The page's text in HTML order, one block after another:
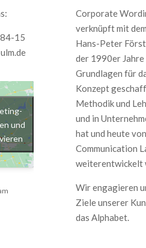
15
und
Corporate
verknüpft mit
Hans-Peter
der 1990er Jahre
Grundlagen für
Konzept
Methodik und
und in
hat und heute
Communication
weiterentwickelt
Wir engagieren
Ziele unserer
das Alphabet.